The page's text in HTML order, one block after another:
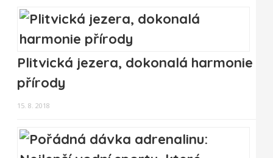
Plitvická jezera, dokonalá harmonie
přírody
15. 8. 2018